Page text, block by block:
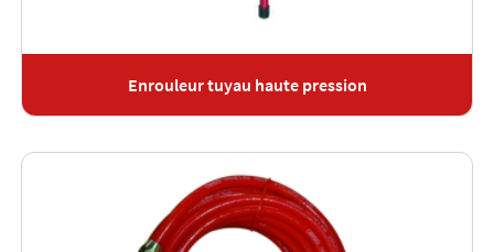
Enrouleur tuyau haute pression